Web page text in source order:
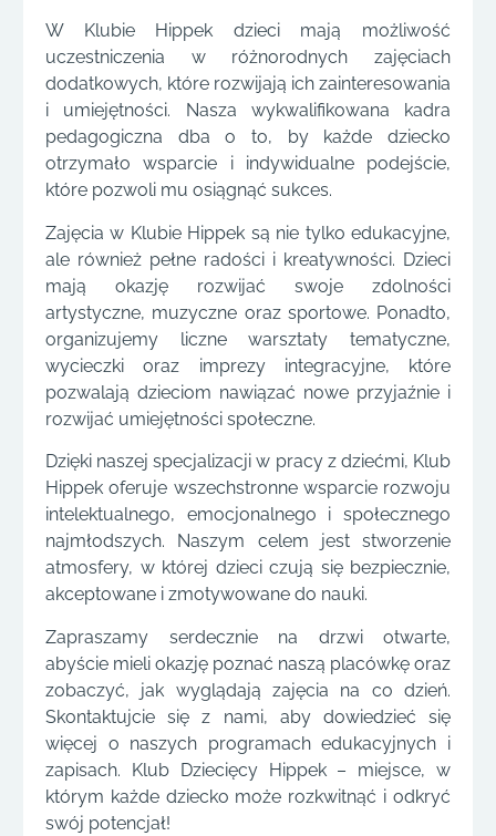
W Klubie Hippek dzieci mają możliwość
uczestniczenia w różnorodnych zajęciach
dodatkowych, które rozwijają ich zainteresowania
i umiejętności. Nasza wykwalifikowana kadra
pedagogiczna dba o to, by każde dziecko
otrzymało wsparcie i indywidualne podejście,
które pozwoli mu osiągnąć sukces.
Zajęcia w Klubie Hippek są nie tylko edukacyjne,
ale również pełne radości i kreatywności. Dzieci
mają okazję rozwijać swoje zdolności
artystyczne, muzyczne oraz sportowe. Ponadto,
organizujemy liczne warsztaty tematyczne,
wycieczki oraz imprezy integracyjne, które
pozwalają dzieciom nawiązać nowe przyjaźnie i
rozwijać umiejętności społeczne.
Dzięki naszej specjalizacji w pracy z dziećmi, Klub
Hippek oferuje wszechstronne wsparcie rozwoju
intelektualnego, emocjonalnego i społecznego
najmłodszych. Naszym celem jest stworzenie
atmosfery, w której dzieci czują się bezpiecznie,
akceptowane i zmotywowane do nauki.
Zapraszamy serdecznie na drzwi otwarte,
abyście mieli okazję poznać naszą placówkę oraz
zobaczyć, jak wyglądają zajęcia na co dzień.
Skontaktujcie się z nami, aby dowiedzieć się
więcej o naszych programach edukacyjnych i
zapisach. Klub Dziecięcy Hippek – miejsce, w
którym każde dziecko może rozkwitnąć i odkryć
swój potencjał!